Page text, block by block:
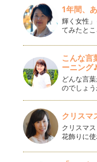
1年間、
輝く女性
てみたと
こんな言
ーニング
どんな言
のでしょ
クリスマ
クリスマ
花飾りに